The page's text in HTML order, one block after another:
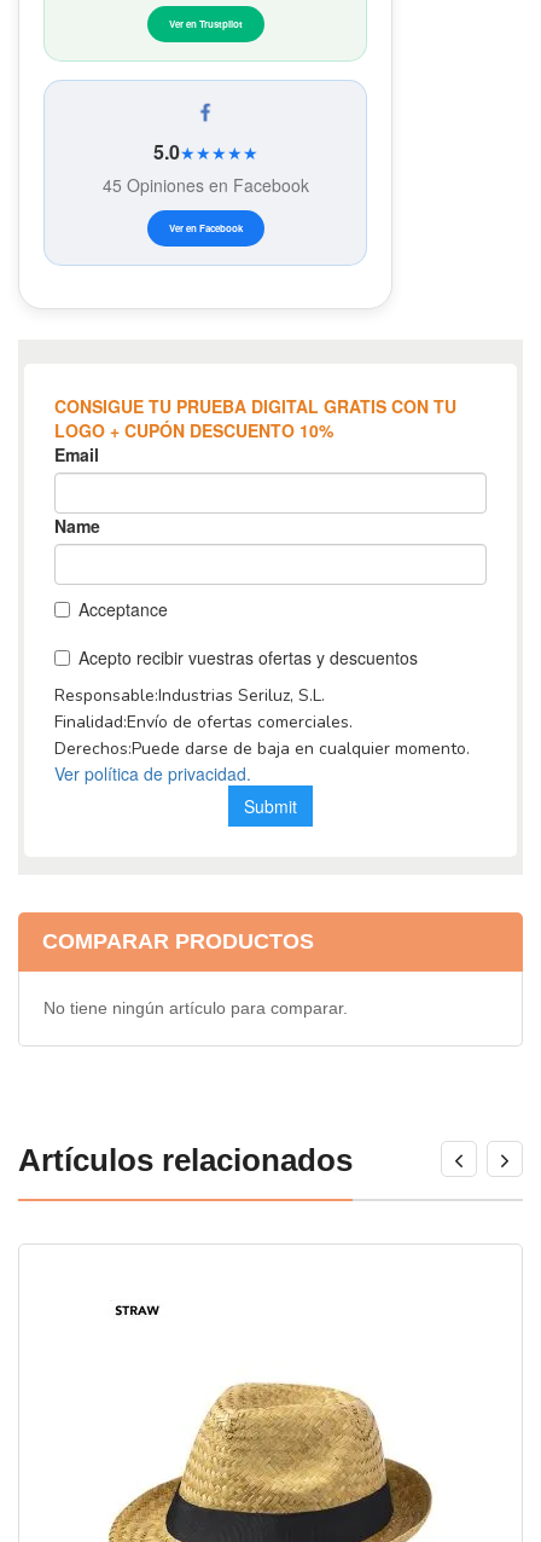
Ver en Trustpilot
5.0★★★★★
45 Opiniones en Facebook
Ver en Facebook
COMPARAR PRODUCTOS
No tiene ningún artículo para comparar.
Artículos relacionados